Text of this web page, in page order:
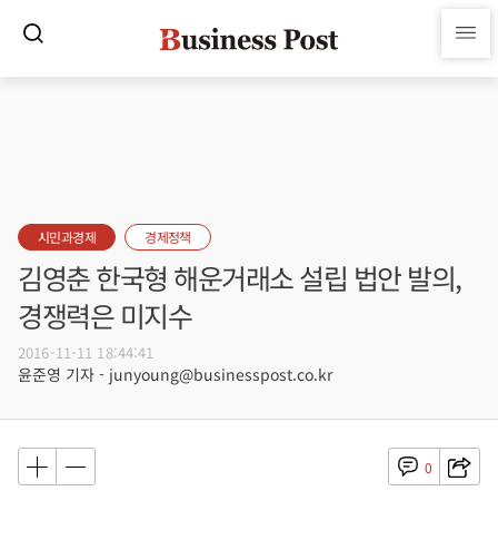
시민과경제 경제정책
김영춘 한국형 해운거래소 설립 법안 발의,
경쟁력은 미지수
2016-11-11 18:44:41
윤준영 기자 - junyoung@businesspost.co.kr
0